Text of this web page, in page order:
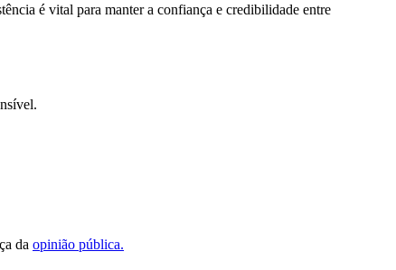
é vital para manter a confiança e credibilidade entre
da opinião pública.